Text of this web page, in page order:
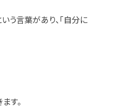
う言葉があり、「自分に
す。